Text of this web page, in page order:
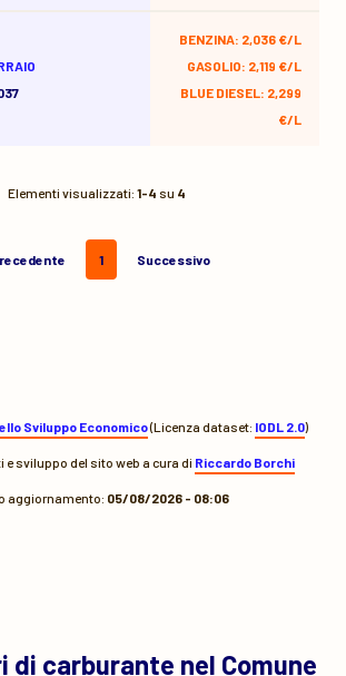
BENZINA: 2,036 €/L
GASOLIO: 2,119 €/L
BLUE DIESEL: 2,299
€/L
Elementi visualizzati: 1-4 su 4
1 Successivo
Sviluppo Economico(Licenza dataset: IODL 2.0)
e sviluppo del sito web a cura di Riccardo Borchi
aggiornamento: 05/08/2026 - 08:06
di carburante nel Comune